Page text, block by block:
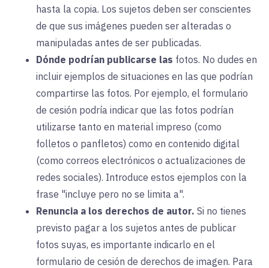
hasta la copia. Los sujetos deben ser conscientes
de que sus imágenes pueden ser alteradas o
manipuladas antes de ser publicadas.
Dónde podrían publicarse las fotos. No dudes en
incluir ejemplos de situaciones en las que podrían
compartirse las fotos. Por ejemplo, el formulario
de cesión podría indicar que las fotos podrían
utilizarse tanto en material impreso (como
folletos o panfletos) como en contenido digital
(como correos electrónicos o actualizaciones de
redes sociales). Introduce estos ejemplos con la
frase "incluye pero no se limita a".
Renuncia a los derechos de autor. Si no tienes
previsto pagar a los sujetos antes de publicar
fotos suyas, es importante indicarlo en el
formulario de cesión de derechos de imagen. Para